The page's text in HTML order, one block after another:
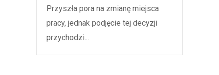
Przyszła pora na zmianę miejsca
pracy, jednak podjęcie tej decyzji
przychodzi...